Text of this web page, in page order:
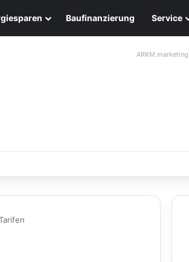
Baufinanzierung Service
ARKM.marketing
für Ihr Zuhause